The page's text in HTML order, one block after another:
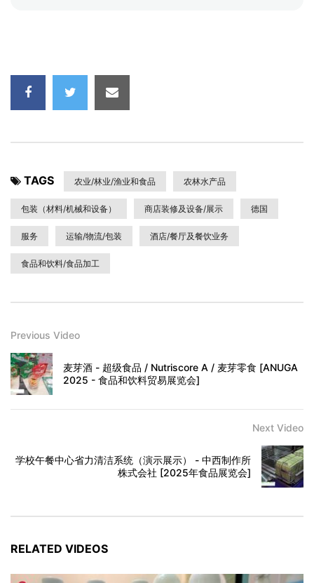
TAGS 农业/林业/渔业和食品 农林水产品
包装（材料/机械和设备） 商店装修及设备/展示 德国
服务 运输/物流/包装 酒店/餐厅及餐饮业务
食品和饮料/食品加工
Previous Video
麦芽酒 - 超级食品 / Nutriscore A / 麦芽零食 [ANUGA
2025 - 食品和饮料贸易展览会]
Next Video
学校午餐中心省力清洁系统（演示展示） - 中西制作所
株式会社 [2025年食品展览会]
RELATED VIDEOS